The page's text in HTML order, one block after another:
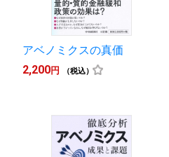
アベノミクスの真価
2,200円 （税込）